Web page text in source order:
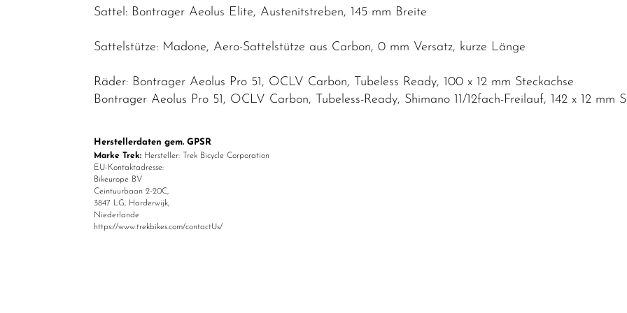
Sattel: Bontrager Aeolus Elite, Austenitstreben, 145 mm Breite
Sattelstütze: Madone, Aero-Sattelstütze aus Carbon, 0 mm Versatz, kurze Länge
Räder: Bontrager Aeolus Pro 51, OCLV Carbon, Tubeless Ready, 100 x 12 mm Steckachse
Bontrager Aeolus Pro 51, OCLV Carbon, Tubeless-Ready, Shimano 11/12fach-Freilauf, 142 x 12 mm
Herstellerdaten gem. GPSR
Marke Trek: Hersteller: Trek Bicycle Corporation
EU-Kontaktadresse:
Bikeurope BV
Ceintuurbaan 2-20C,
3847 LG, Harderwijk,
Niederlande
https://www.trekbikes.com/contactUs/